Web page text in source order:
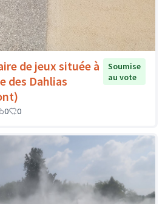
de jeux située à
des Dahlias
Soumise
au vote
0 0